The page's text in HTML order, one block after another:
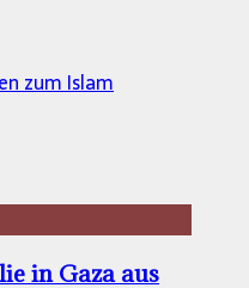
zum Islam
in Gaza aus